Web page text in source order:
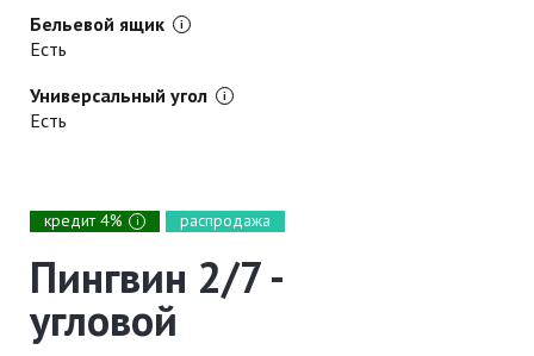
Бельевой ящик
Есть
Универсальный угол
Есть
кредит 4% i распродажа
Пингвин 2/7 -
угловой